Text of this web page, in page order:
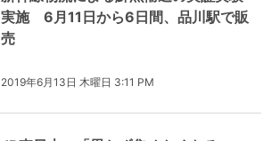
実施 6月11日から6日間、品川駅で販
売
2019年6月13日 木曜日 3:11 PM